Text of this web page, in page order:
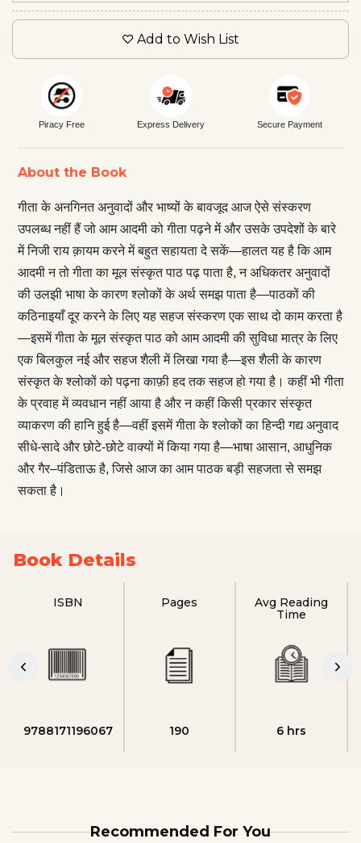
Add to Wish List
Piracy Free Express Delivery Secure Payment
About the Book
गीता के अनगिनत अनुवादों और भाष्यों के बावजूद आज ऐसे संस्करण
उपलब्ध नहीं हैं जो आम आदमी को गीता पढ़ने में और उसके उपदेशों के बारे
में निजी राय क़ायम करने में बहुत सहायता दे सकें—हालत यह है कि आम
आदमी न तो गीता का मूल संस्कृत पाठ पढ़ पाता है, न अधिकतर अनुवादों
की उलझी भाषा के कारण श्लोकों के अर्थ समझ पाता है—पाठकों की
कठिनाइयाँ दूर करने के लिए यह सहज संस्करण एक साथ दो काम करता है
—इसमें गीता के मूल संस्कृत पाठ को आम आदमी की सुविधा मात्र के लिए
एक बिलकुल नई और सहज शैली में लिखा गया है—इस शैली के कारण
संस्कृत के श्लोकों को पढ़ना काफ़ी हद तक सहज हो गया है। कहीं भी गीता
के प्रवाह में व्यवधान नहीं आया है और न कहीं किसी प्रकार संस्कृत
व्याकरण की हानि हुई है—वहीं इसमें गीता के श्लोकों का हिन्दी गद्य अनुवाद
सीधे-सादे और छोटे-छोटे वाक्यों में किया गया है—भाषा आसान, आधुनिक
और गैर–पंडिताऊ है, जिसे आज का आम पाठक बड़ी सहजता से समझ
सकता है।
Book Details
ISBN
9788171196067
Pages
190
Avg Reading
Time
6 hrs
Recommended For You